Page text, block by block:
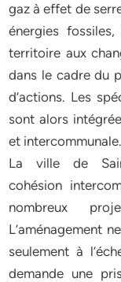
gaz à effet de
énergies
territoire aux
dans le cadre du
d’actions. Les
sont alors
et intercommunale.
La ville de
cohésion
nombreux
L’aménagement
seulement à
demande une